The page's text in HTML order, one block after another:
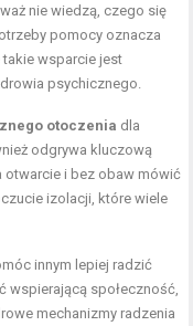
nie wiedzą, czego się
pomocy oznacza
takie wsparcie jest
psychicznego.
otoczenia dla
odgrywa kluczową
otwarcie i bez obaw mówić
izolacji, które wiele
innym lepiej radzić
wspierającą społeczność,
mechanizmy radzenia